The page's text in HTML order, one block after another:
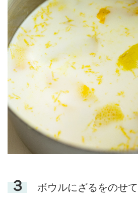
３ ボウルにざるをのせて